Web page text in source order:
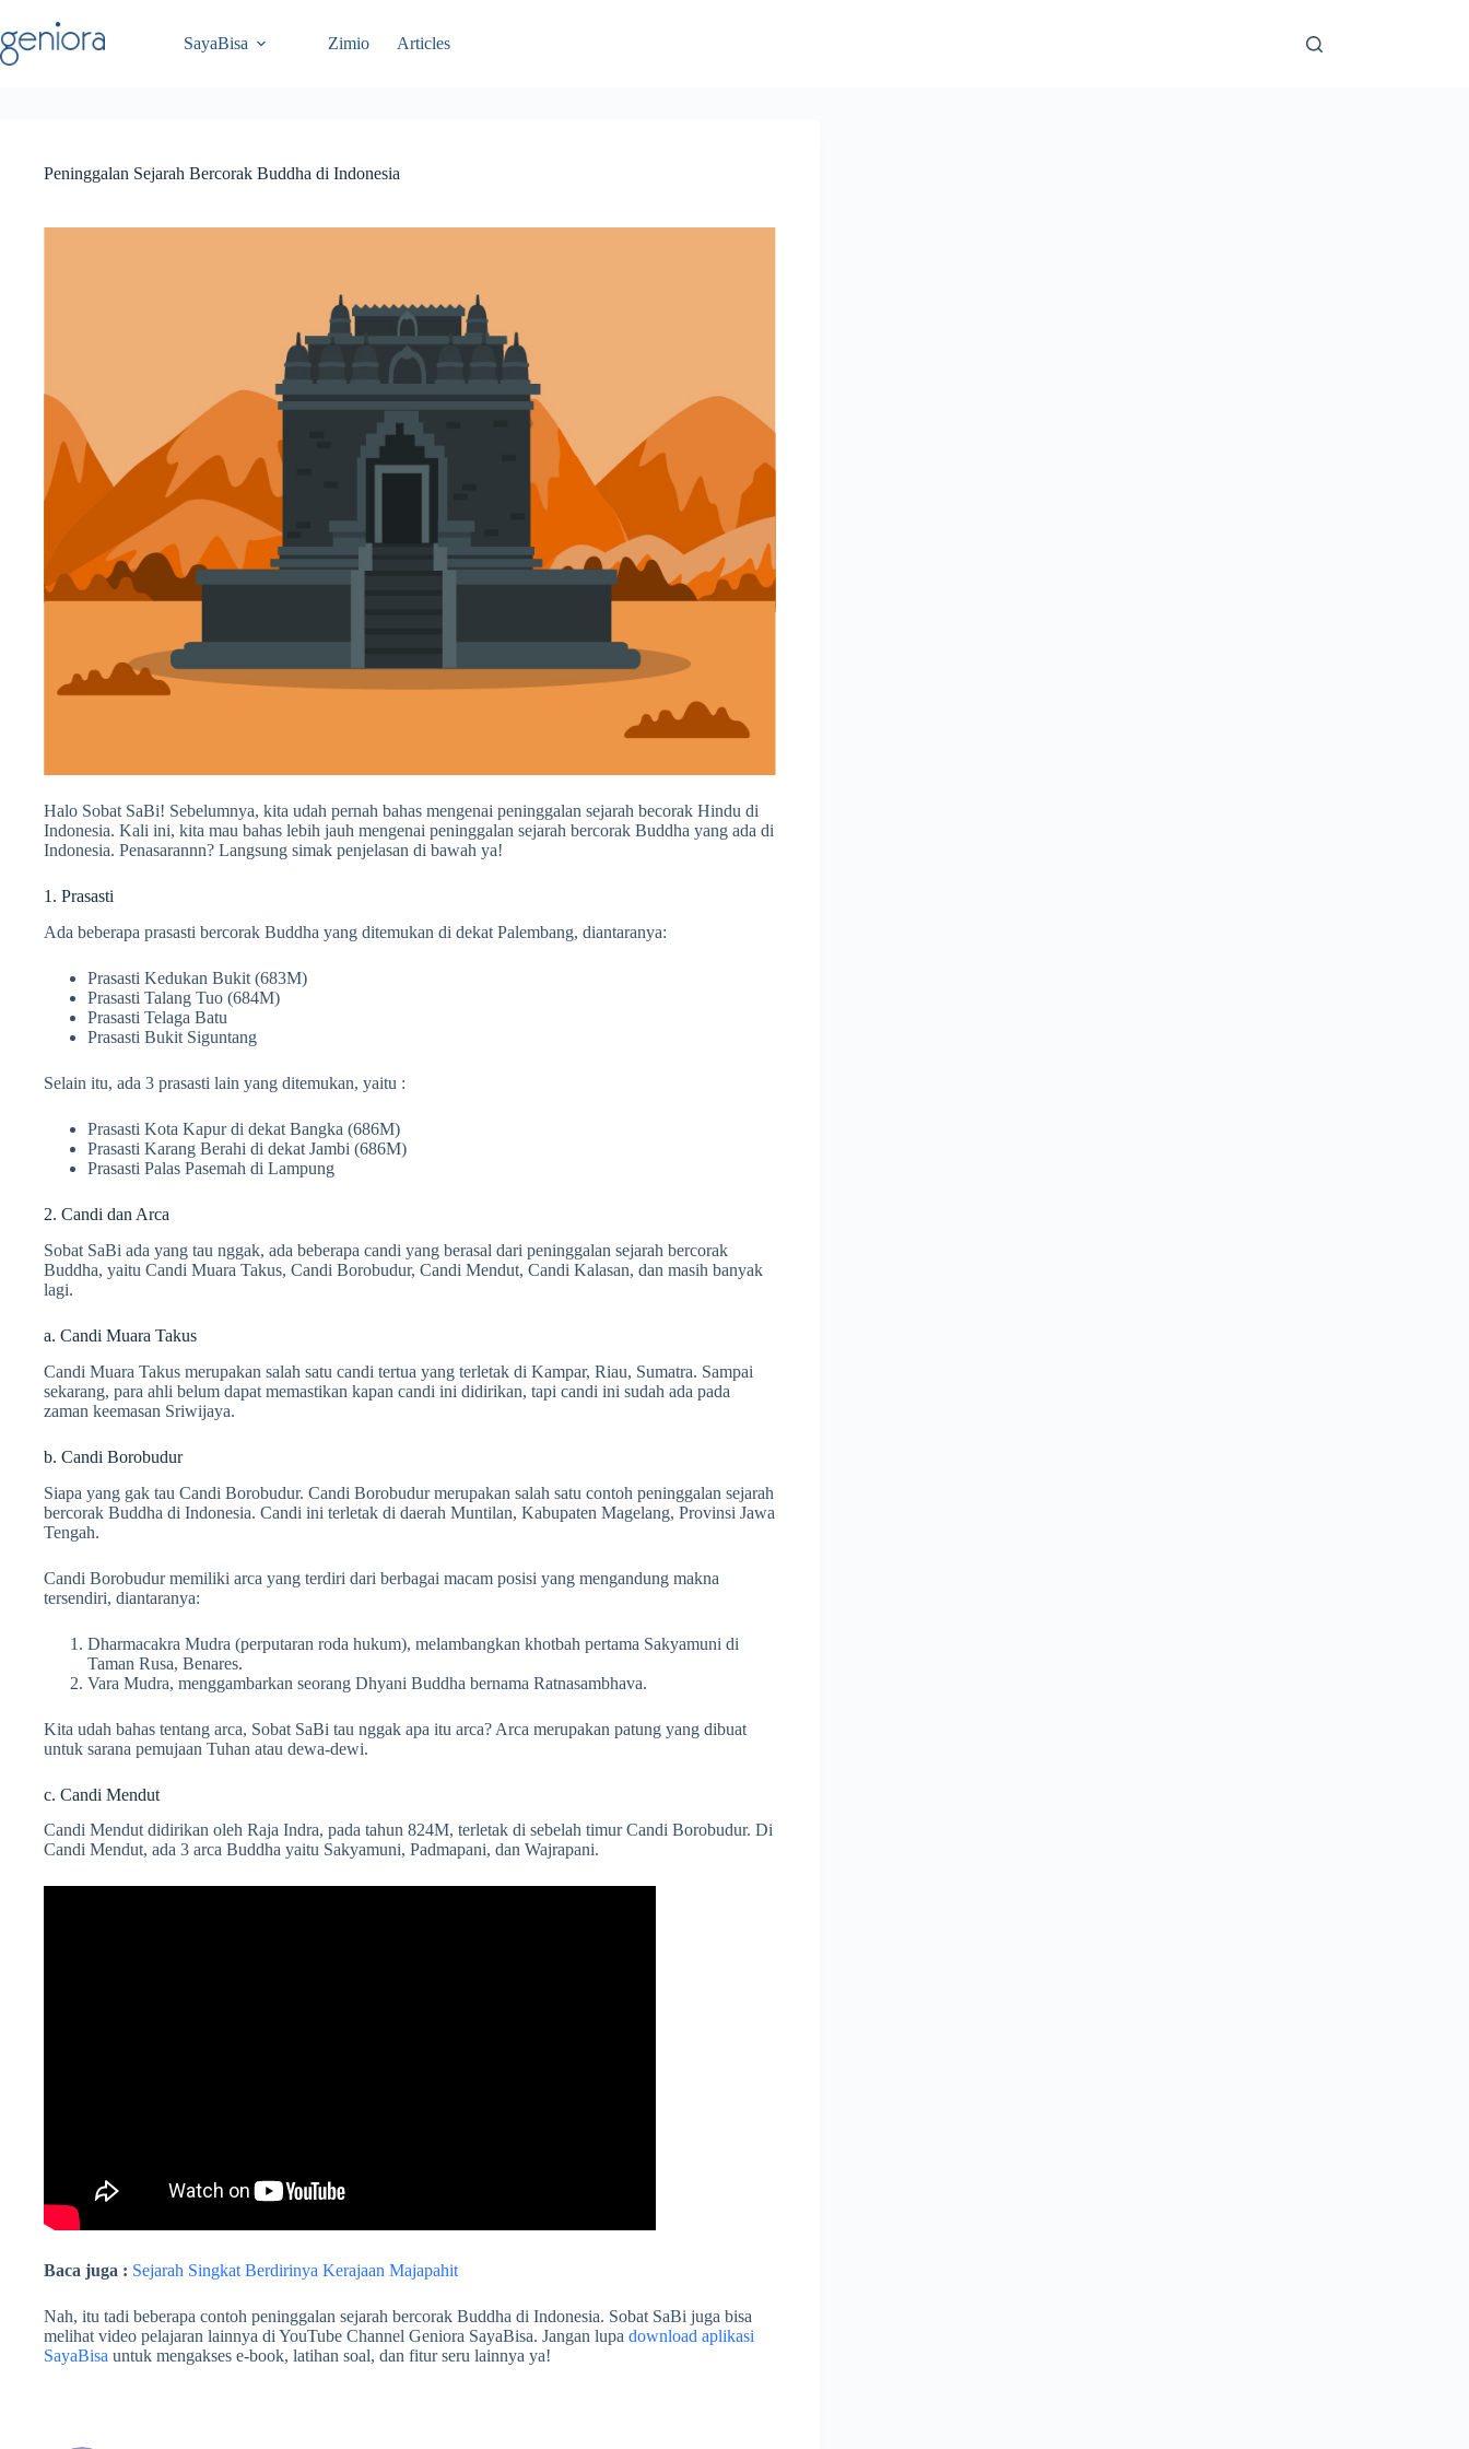
to
content
SayaBisa Zimio Articles
Peninggalan Sejarah Bercorak Buddha di Indonesia
Halo Sobat SaBi! Sebelumnya, kita udah pernah bahas mengenai peninggalan sejarah becorak Hindu di
Indonesia. Kali ini, kita mau bahas lebih jauh mengenai peninggalan sejarah bercorak Buddha yang ada di
Indonesia. Penasarannn? Langsung simak penjelasan di bawah ya!
1. Prasasti
Ada beberapa prasasti bercorak Buddha yang ditemukan di dekat Palembang, diantaranya:
Prasasti Kedukan Bukit (683M)
Prasasti Talang Tuo (684M)
Prasasti Telaga Batu
Prasasti Bukit Siguntang
Selain itu, ada 3 prasasti lain yang ditemukan, yaitu :
Prasasti Kota Kapur di dekat Bangka (686M)
Prasasti Karang Berahi di dekat Jambi (686M)
Prasasti Palas Pasemah di Lampung
2. Candi dan Arca
Sobat SaBi ada yang tau nggak, ada beberapa candi yang berasal dari peninggalan sejarah bercorak
Buddha, yaitu Candi Muara Takus, Candi Borobudur, Candi Mendut, Candi Kalasan, dan masih banyak
lagi.
a. Candi Muara Takus
Candi Muara Takus merupakan salah satu candi tertua yang terletak di Kampar, Riau, Sumatra. Sampai
sekarang, para ahli belum dapat memastikan kapan candi ini didirikan, tapi candi ini sudah ada pada
zaman keemasan Sriwijaya.
b. Candi Borobudur
Siapa yang gak tau Candi Borobudur. Candi Borobudur merupakan salah satu contoh peninggalan sejarah
bercorak Buddha di Indonesia. Candi ini terletak di daerah Muntilan, Kabupaten Magelang, Provinsi Jawa
Tengah.
Candi Borobudur memiliki arca yang terdiri dari berbagai macam posisi yang mengandung makna
tersendiri, diantaranya:
Dharmacakra Mudra (perputaran roda hukum), melambangkan khotbah pertama Sakyamuni di
Taman Rusa, Benares.
Vara Mudra, menggambarkan seorang Dhyani Buddha bernama Ratnasambhava.
Kita udah bahas tentang arca, Sobat SaBi tau nggak apa itu arca? Arca merupakan patung yang dibuat
untuk sarana pemujaan Tuhan atau dewa-dewi.
c. Candi Mendut
Candi Mendut didirikan oleh Raja Indra, pada tahun 824M, terletak di sebelah timur Candi Borobudur. Di
Candi Mendut, ada 3 arca Buddha yaitu Sakyamuni, Padmapani, dan Wajrapani.
Baca juga : Sejarah Singkat Berdirinya Kerajaan Majapahit
Nah, itu tadi beberapa contoh peninggalan sejarah bercorak Buddha di Indonesia. Sobat SaBi juga bisa
melihat video pelajaran lainnya di YouTube Channel Geniora SayaBisa. Jangan lupa download aplikasi
SayaBisa untuk mengakses e-book, latihan soal, dan fitur seru lainnya ya!